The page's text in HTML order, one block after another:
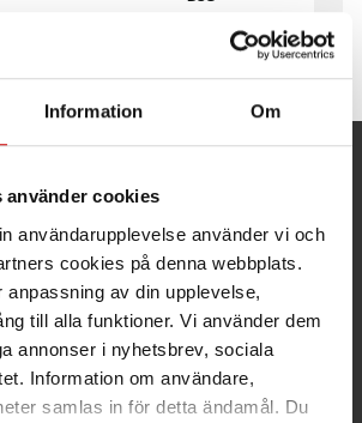
Information Om
använder cookies
användarupplevelse använder vi och
cookies på denna webbplats.
anpassning av din upplevelse,
till alla funktioner. Vi använder dem
annonser i nyhetsbrev, sociala
Information om användare,
samlas in för detta ändamål. Du
Demontering samt montering av
DSG kopplingar
kundsupport 019 - 35 10 30
kundsupport@wuerth.se
Växel